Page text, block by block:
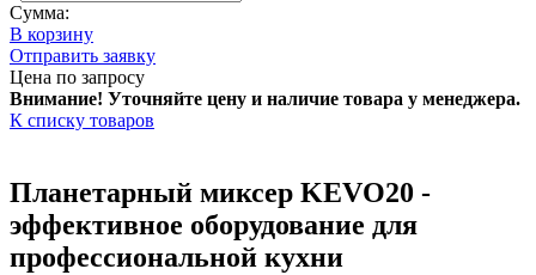
Сумма:
В корзину
Отправить заявку
Цена по запросу
Внимание! Уточняйте цену и наличие товара у менеджера.
К списку товаров
Планетарный миксер KEVO20 -
эффективное оборудование для
профессиональной кухни